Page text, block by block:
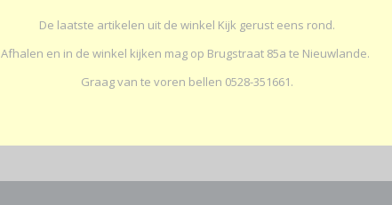
De laatste artikelen uit de winkel Kijk gerust eens rond.
Afhalen en in de winkel kijken mag op Brugstraat 85a te Nieuwlande.
Graag van te voren bellen 0528-351661.